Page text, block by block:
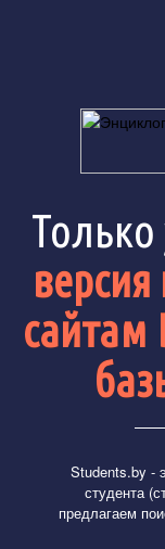
Только
сайтам
Students.by -
студента
предлагаем